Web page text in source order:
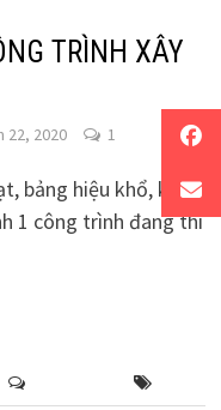
TRÌNH XÂY
22, 2020 1
bảng hiệu khổ, kích
1 công trình đang thi